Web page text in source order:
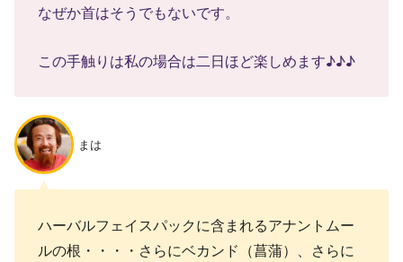
なぜか首はそうでもないです。
この手触りは私の場合は二日ほど楽しめます♪♪♪
まは
ハーバルフェイスパックに含まれるアナントムー
ルの根・・・・さらにベカンド（菖蒲）、さらに